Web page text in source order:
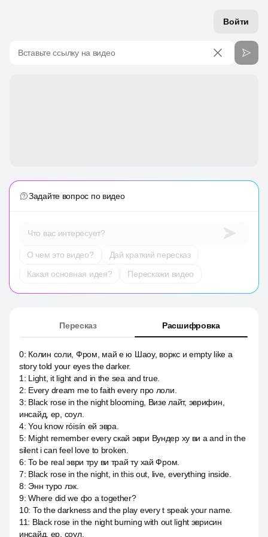
Войти
Вставьте ссылку на видео
Задайте вопрос по видео
Что вас интересует?
О чем это видео?
Дай краткий пересказ
Какая основная идея?
Перескажи видео
Пересказ Расшифровка
0: Колин соли, Фром, май е ю Шаоу, воркс и empty like a
story told your eyes the darker.
1 : Light, it light and in the sea and true.
2: Every dream me to faith every про лоли.
3: Black rose in the night blooming, Визе лайт, эврифин,
инсайд, ер, соул.
4:You know róisín ей эвра.
5: Might remember every скай эври Вундер ху ви a and in the
silent i can feel love to broken.
6:To be real эври тру ви трай ту хай Фром.
7: Black rose in the night, in this out, live, everything inside.
8: Энн туро лэк.
9:Where did we фо а together?
10: To the darkness and the play every t speak your name.
11: Black rose in the night burning with out light эврисин
инсайд, ер, соул.